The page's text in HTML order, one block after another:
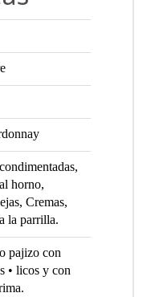
horno,
Cremas,
la parrilla.
pajizo con
• licos y con